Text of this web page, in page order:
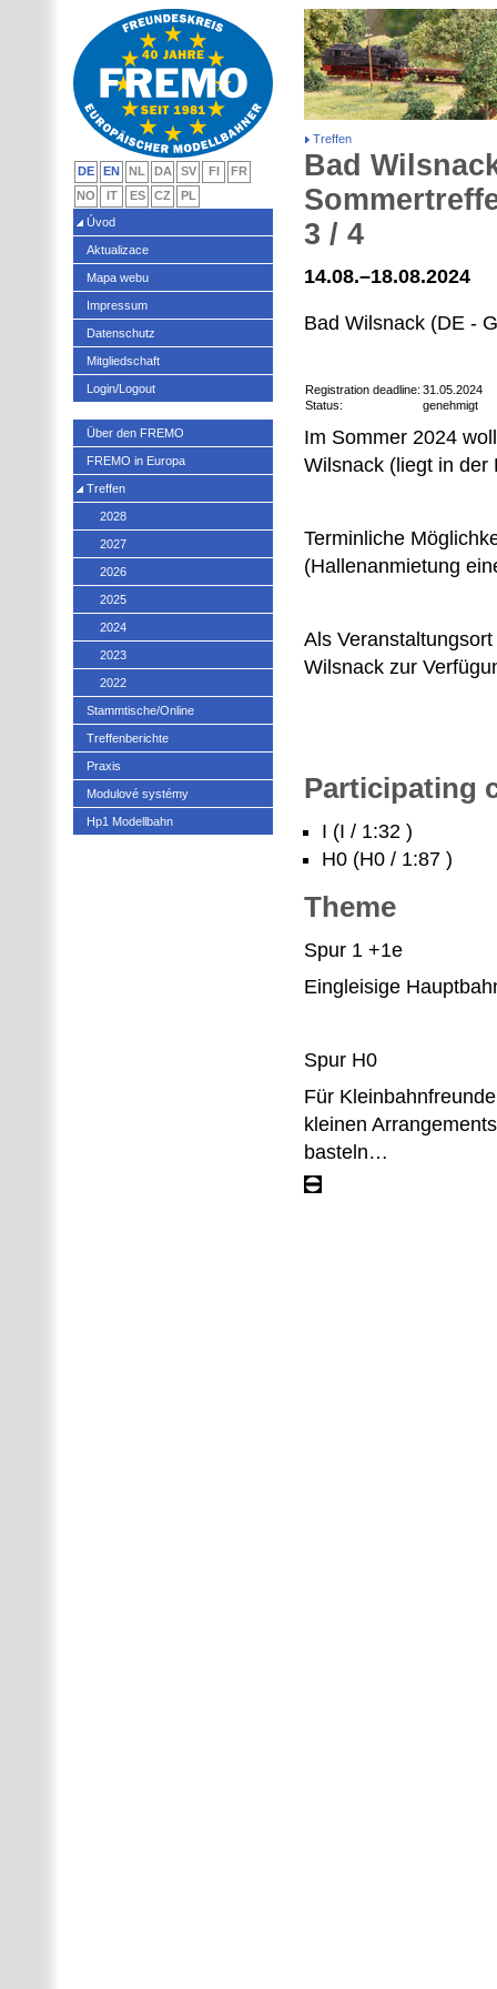
Treffen
Bad
3 / 4
14.08.–18.08.2024
Bad Wilsnack (DE -
Registration deadline: 31.05.2024
Status:
genehmigt
Im Sommer 2024
Wilsnack (liegt in der
Terminliche
(Hallenanmietung
Als
Wilsnack zur
Participating
I (I / 1:32 )
H0 (H0 / 1:87 )
Theme
Spur 1 +1e
Eingleisige
Spur H0
Für
kleinen
basteln…
DE EN NL DA SV FI
FR
NO
IT ES CZ
PL
Úvod
Aktualizace
Mapa webu
Impressum
Datenschutz
Mitgliedschaft
Login/Logout
Über den FREMO
FREMO in Europa
Treffen
2028
2027
2026
2025
2024
2023
2022
Stammtische/Online
Treffenberichte
Praxis
Modulové systémy
Hp1 Modellbahn